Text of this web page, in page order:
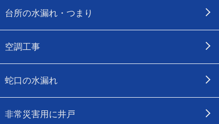
台所の水漏れ・つまり
空調工事
蛇口の水漏れ
非常災害用に井戸